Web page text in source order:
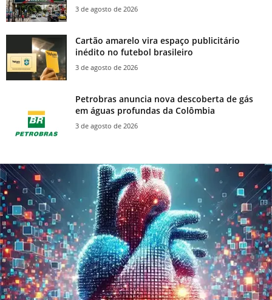
3 de agosto de 2026
Cartão amarelo vira espaço publicitário
inédito no futebol brasileiro
3 de agosto de 2026
Petrobras anuncia nova descoberta de gás
em águas profundas da Colômbia
3 de agosto de 2026